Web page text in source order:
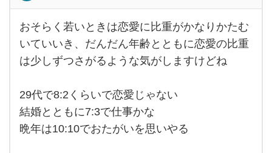
おそ
らく
若い
とき
比重
がか
なり
かた
むい
おそらく若いときは恋愛に比重がかなりかたむ
いていいき、だんだん年齢とともに恋愛の比重
は少しずつさがるような気がしますけどね
29代で8:2くらいで恋愛じゃない
結婚とともに7:3で仕事かな
晩年は10:10でおたがいを思いやる